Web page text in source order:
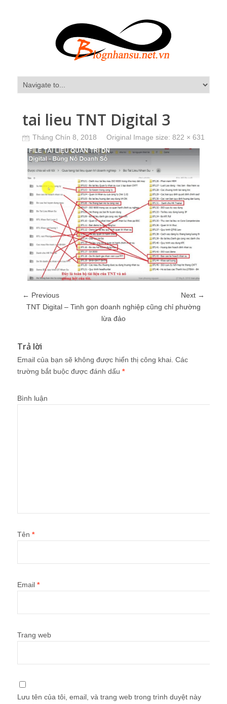
tai lieu TNT Digital 3
Tháng Chín 8, 2018 Original Image size: 822 × 631
← Previous
Next →
TNT Digital – Tinh gọn doanh nghiệp cũng chỉ phường
lừa đảo
Trả lời
Email của bạn sẽ không được hiển thị công khai. Các
trường bắt buộc được đánh dấu *
Bình luận
Tên *
Email *
Trang web
Lưu tên của tôi, email, và trang web trong trình duyệt này